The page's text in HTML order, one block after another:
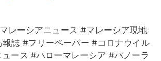
レーシアニュース #マレーシア現地
誌 #フリーペーパー #コロナウイル
ース #ハローマレーシア #パノーラ